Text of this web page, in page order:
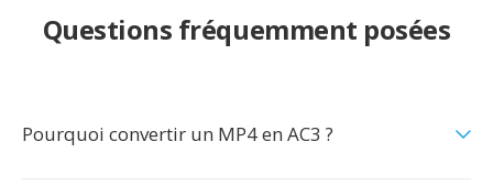
Questions fréquemment posées
Pourquoi convertir un MP4 en AC3 ?